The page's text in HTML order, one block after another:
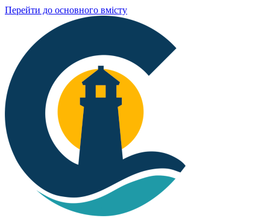
Перейти до основного вмісту